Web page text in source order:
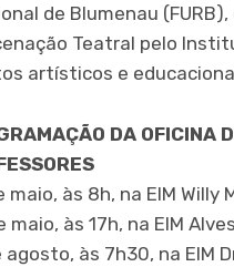
de Blumenau
Teatral pelo
artísticos e
DA OFICINA
maio, às 8h, na EIM Willy
maio, às 17h, na EIM
agosto, às 7h30, na EIM